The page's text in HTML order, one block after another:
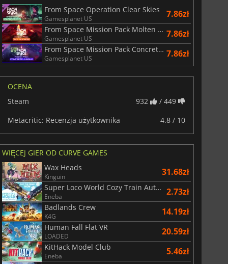
From Space Operation Clear Skies
Gamesplanet US 7.86zł
From Space Mission Pack Molten Iron
Gamesplanet US 7.86zł
From Space Mission Pack Concrete Jungle
Gamesplanet US 7.86zł
OCENA
Steam
932
/ 449
Metacritic: Recenzja użytkownika
4.8 / 10
WIĘCEJ GIER OD CURVE GAMES
Wax Heads
Kinguin 31.68zł
Super Loco World Cozy Train Automation
Eneba 2.73zł
Badlands Crew
K4G 14.19zł
Human Fall Flat VR
LOADED 20.59zł
KitHack Model Club
Eneba 5.46zł